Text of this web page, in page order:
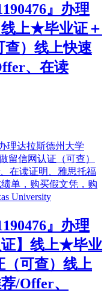
』办理
上★毕业证＋
查）线上快速
、在读
』办理
证】线上★毕业
（可查）线上
/Offer、